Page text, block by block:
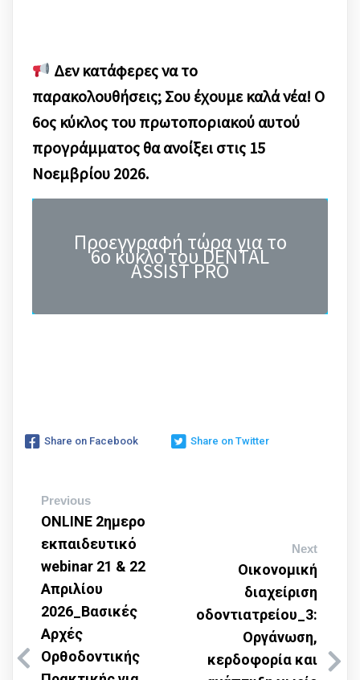
Δεν κατάφερες να το
παρακολουθήσεις; Σου έχουμε καλά νέα! Ο
6ος κύκλος του πρωτοποριακού αυτού
προγράμματος θα ανοίξει στις 15
Νοεμβρίου 2026.
Προεγγραφή τώρα για το
6ο κύκλο του DENTAL
ASSIST PRO
Share on Facebook Share on Twitter
Previous
ΟΝLINE 2ημερο
εκπαιδευτικό
webinar 21 & 22
Aπριλίου
2026_Βασικές
Αρχές
Ορθοδοντικής
Next
Οικονομική
διαχείριση
οδοντιατρείου_3:
Oργάνωση,
κερδοφορία και